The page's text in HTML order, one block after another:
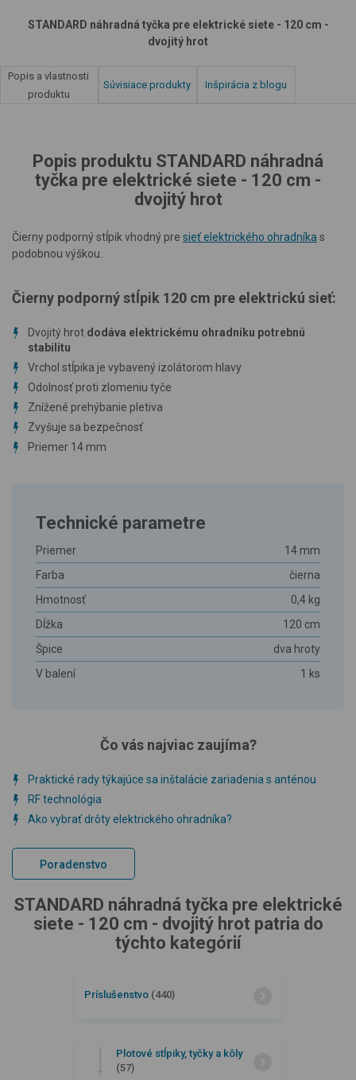
STANDARD náhradná tyčka pre elektrické siete - 120 cm -
dvojitý hrot
Popis a vlastnosti
produktu
Súvisiace produkty Inšpirácia z blogu
Popis produktu STANDARD náhradná
tyčka pre elektrické siete - 120 cm -
dvojitý hrot
Čierny podporný stĺpik vhodný pre sieť elektrického ohradníka s
podobnou výškou.
Čierny podporný stĺpik 120 cm pre elektrickú sieť:
Dvojitý hrot dodáva elektrickému ohradníku potrebnú
stabilitu
Vrchol stĺpika je vybavený izolátorom hlavy
Odolnosť proti zlomeniu tyče
Znížené prehýbanie pletiva
Zvyšuje sa bezpečnosť
Priemer 14 mm
Technické parametre
Priemer
14 mm
Farba
čierna
Hmotnosť
0,4 kg
Dĺžka
120 cm
Špice
dva hroty
V balení
1 ks
Čo vás najviac zaujíma?
Praktické rady týkajúce sa inštalácie zariadenia s anténou
RF technológia
Ako vybrať drôty elektrického ohradníka?
Poradenstvo
STANDARD náhradná tyčka pre elektrické
siete - 120 cm - dvojitý hrot patria do
týchto kategórií
Príslušenstvo (440)
Plotové stĺpiky, tyčky a kôly
(57)